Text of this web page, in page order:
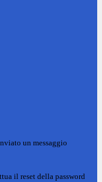
un messaggio
il reset della password